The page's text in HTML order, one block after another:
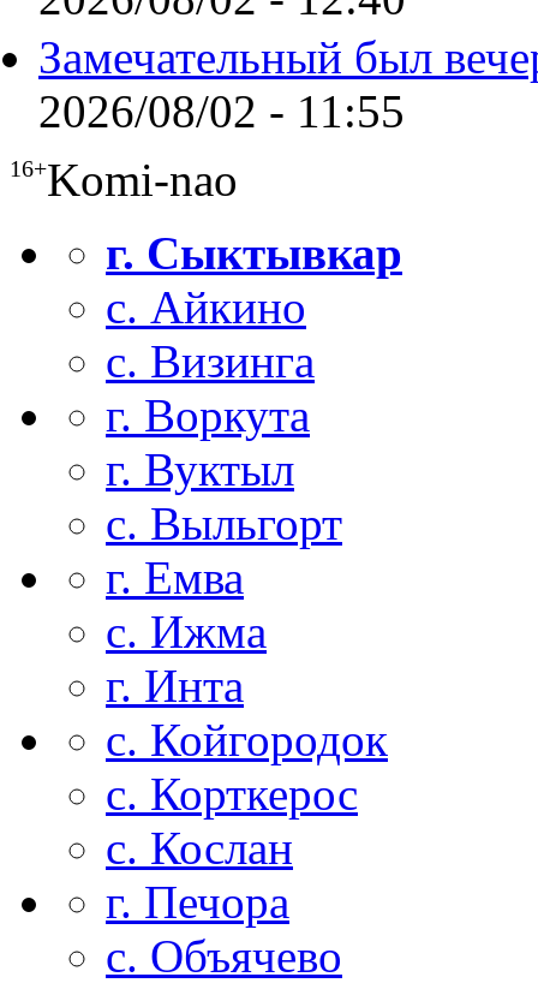
Замечательный был
2026/08/02 - 11:55
16+Komi-nao
г. Сыктывкар
с. Айкино
с. Визинга
г. Воркута
г. Вуктыл
с. Выльгорт
г. Емва
с. Ижма
г. Инта
с. Койгородок
с. Корткерос
с. Кослан
г. Печора
с. Объячево